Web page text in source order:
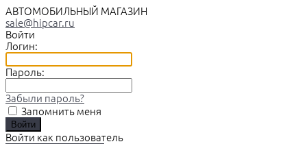
АВТОМОБИЛЬНЫЙ МАГАЗИН
sale@hipcar.ru
Войти
Логин:
Пароль:
Забыли пароль?
Запомнить меня
Войти как пользователь